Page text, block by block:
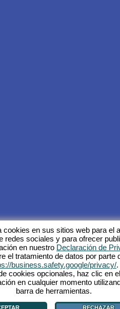
cookies en sus sitios web para el
redes sociales y para ofrecer
en nuestro Declaración de
el tratamiento de datos por parte
business.safety.google/privacy/.
cookies opcionales, haz clic en
en cualquier momento
barra de herramientas.
RECHAZAR